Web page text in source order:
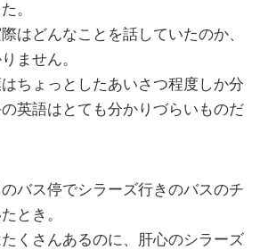
。
はどんなことを話していたのか、
ません。
ちょっとしたあいさつ程度しか分
英語はとても分かりづらいものだ
バス停でシラーズ行きのバスのチ
とき。
くさんあるのに、肝心のシラーズ